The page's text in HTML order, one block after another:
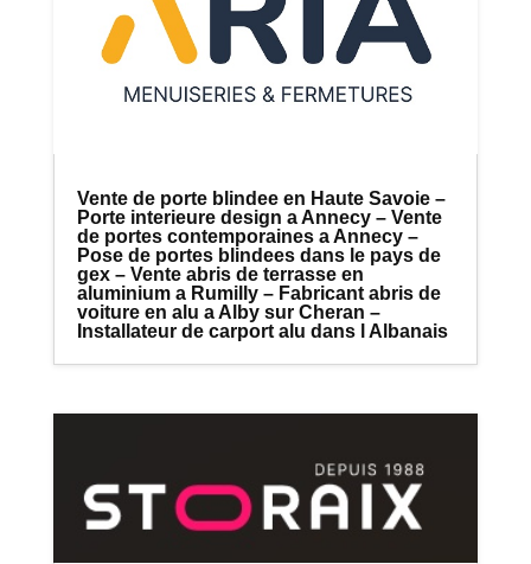
Vente de porte blindee en Haute Savoie –
Porte interieure design a Annecy – Vente
de portes contemporaines a Annecy –
Pose de portes blindees dans le pays de
gex – Vente abris de terrasse en
aluminium a Rumilly – Fabricant abris de
voiture en alu a Alby sur Cheran –
Installateur de carport alu dans l Albanais